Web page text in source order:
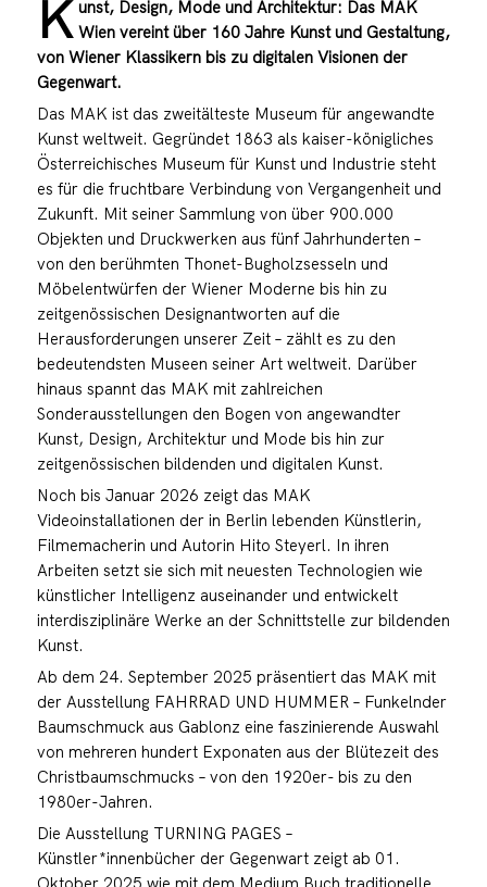
K unst, Design, Mode und Architektur: Das MAK
Wien vereint über 160 Jahre Kunst und Gestaltung,
von Wiener Klassikern bis zu digitalen Visionen der
Gegenwart.
Das MAK ist das zweitälteste Museum für angewandte
Kunst weltweit. Gegründet 1863 als kaiser-königliches
Österreichisches Museum für Kunst und Industrie steht
es für die fruchtbare Verbindung von Vergangenheit und
Zukunft. Mit seiner Sammlung von über 900.000
Objekten und Druckwerken aus fünf Jahrhunderten –
von den berühmten Thonet-Bugholzsesseln und
Möbelentwürfen der Wiener Moderne bis hin zu
zeitgenössischen Designantworten auf die
Herausforderungen unserer Zeit – zählt es zu den
bedeutendsten Museen seiner Art weltweit. Darüber
hinaus spannt das MAK mit zahlreichen
Sonderausstellungen den Bogen von angewandter
Kunst, Design, Architektur und Mode bis hin zur
zeitgenössischen bildenden und digitalen Kunst.
Noch bis Januar 2026 zeigt das MAK
Videoinstallationen der in Berlin lebenden Künstlerin,
Filmemacherin und Autorin Hito Steyerl. In ihren
Arbeiten setzt sie sich mit neuesten Technologien wie
künstlicher Intelligenz auseinander und entwickelt
interdisziplinäre Werke an der Schnittstelle zur bildenden
Kunst.
Ab dem 24. September 2025 präsentiert das MAK mit
der Ausstellung FAHRRAD UND HUMMER – Funkelnder
Baumschmuck aus Gablonz eine faszinierende Auswahl
von mehreren hundert Exponaten aus der Blütezeit des
Christbaumschmucks – von den 1920er- bis zu den
1980er-Jahren.
Die Ausstellung TURNING PAGES –
Künstler*innenbücher der Gegenwart zeigt ab 01.